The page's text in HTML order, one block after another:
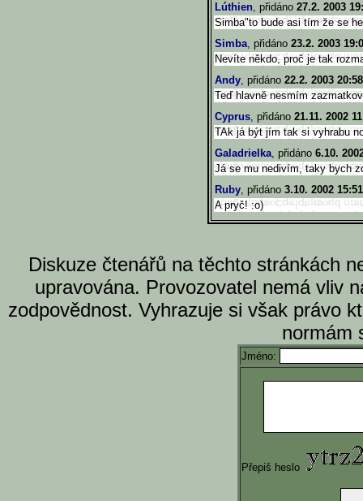
Lúthien, přidáno 27.2. 2003
Simba"to bude asi tím že se
Simba, přidáno 23.2. 2003
Nevíte někdo, proč je tak
Andy, přidáno 22.2. 2003
Teď hlavně nesmím
Cyprus, přidáno 21.11. 2002
TAk já být jím tak si vyhrabu
Galadrielka, přidáno 6.10.
Já se mu nedivím, taky bych
Ruby, přidáno 3.10. 2002
A pryč! :o)
Diskuze čtenářů na těchto stránkách
upravována. Provozovatel nemá vliv
zodpovědnost. Vyhrazuje si však právo
normám
Jméno:
Přepiš heslo